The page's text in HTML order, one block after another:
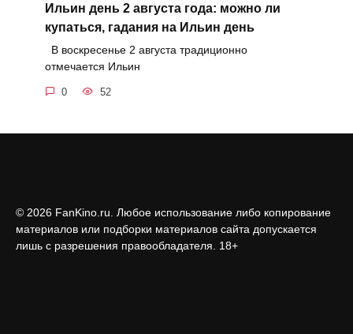
Ильин день 2 августа года: можно ли
купаться, гадания на Ильин день
В воскресенье 2 августа традиционно
отмечается Ильин
0 52
© 2026 FanKino.ru. Любое использование либо копирование
материалов или подборки материалов сайта допускается
лишь с разрешения правообладателя. 18+